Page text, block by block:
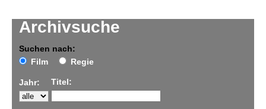
Archivsuche
Suchen nach:
Film
Regie
Jahr: Titel: